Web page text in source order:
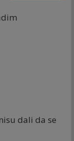
dali da se